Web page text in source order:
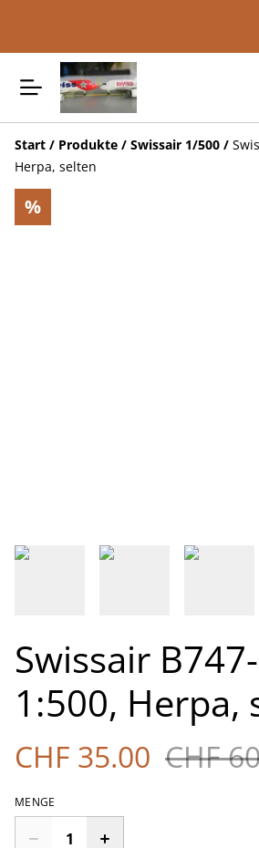
Start / Produkte / Swissair 1/500 /
Herpa, selten
%
Swissair
1:500, Herpa,
CHF 35.00 CHF
MENGE